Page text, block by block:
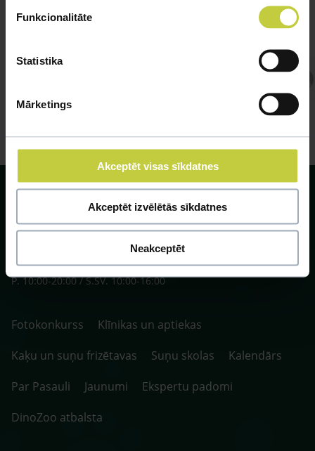
Funkcionalitāte
Statistika
Mārketings
Akceptēt visas sīkdatnes
Akceptēt izvēlētās sīkdatnes
Neakceptēt
SIA ZOO Centrs, LV40003622166,
Vienības gatve 109, Rīga, Latvija, LV-1058.
P. 10:00-20:00 / S.SV. 10:00-16:00
Fotokonkurss
Klīnikas un aptiekas
Kaķu un suņu frizētavas
Suņu skolas
Kalendārs
Par Pasauli
Jaunumi
Ekspertu padomi
DinoZoo atbalsta